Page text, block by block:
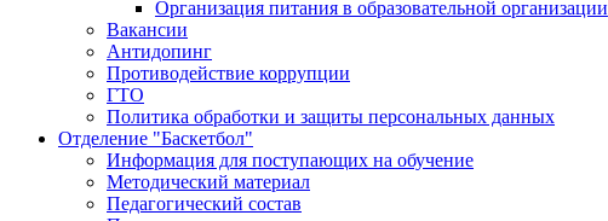
Организация питания в образовательной организации
Вакансии
Антидопинг
Противодействие коррупции
ГТО
Политика обработки и защиты персональных данных
Отделение "Баскетбол"
Информация для поступающих на обучение
Методический материал
Педагогический состав